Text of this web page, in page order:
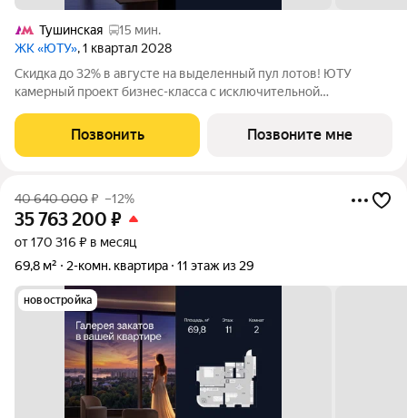
Тушинская
15 мин.
ЖК «ЮТУ», 1 квартал 2028
Скидка до 32% в августе на выделенный пул лотов! ЮТУ
камерный проект бизнес-класса с исключительной
благоустроенной набережной канала имени Москвы. Проект
создает идеальный баланс жизни в
Позвонить Позвоните мне
40 640 000₽ –12%
35 763 200 ₽
от 170 316 ₽ в месяц
69,8 м²
2-комн. квартира 11 этаж из 29
новостройка